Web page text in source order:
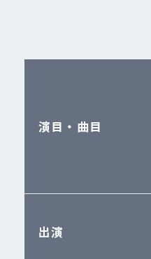
演目・曲目
出演